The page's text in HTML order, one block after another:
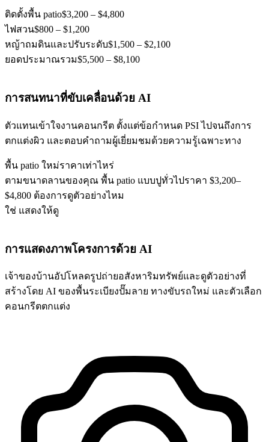
ติดตั้งพื้น patio$3,200 – $4,800
ไฟสวน$800 – $1,200
หญ้าถมดินและปรับระดับ$1,500 – $2,100
ยอดประมาณรวม$5,500 – $8,100
การสนทนาที่ขับเคลื่อนด้วย AI
ตัวแทนเข้าใจงานคอนกรีต ตั้งแต่ข้อกำหนด PSI ไปจนถึงการ
ตกแต่งผิว และตอบคำถามผู้เยี่ยมชมด้วยความรู้เฉพาะทาง
พื้น patio ใหม่ราคาเท่าไหร่
ตามขนาดลานของคุณ พื้น patio แบบปูทั่วไปราคา $3,200–
$4,800 ต้องการดูตัวอย่างไหม
ใช่ แสดงให้ดู
การแสดงภาพโครงการด้วย AI
เจ้าของบ้านอัปโหลดรูปถ่ายอสังหาริมทรัพย์และดูตัวอย่างที่
สร้างโดย AI ของพื้นระเบียงปั๊มลาย ทางขับรถใหม่ และตัวเลือก
คอนกรีตตกแต่ง